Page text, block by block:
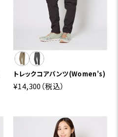
トレックコアパンツ(Women's)
¥14,300 （税込）